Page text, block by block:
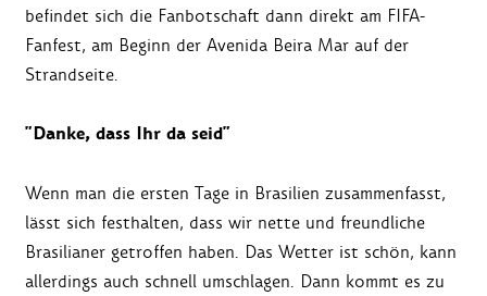
befindet sich die Fanbotschaft dann direkt am FIFA-
Fanfest, am Beginn der Avenida Beira Mar auf der
Strandseite.
"Danke, dass Ihr da seid"
Wenn man die ersten Tage in Brasilien zusammenfasst,
lässt sich festhalten, dass wir nette und freundliche
Brasilianer getroffen haben. Das Wetter ist schön, kann
allerdings auch schnell umschlagen. Dann kommt es zu